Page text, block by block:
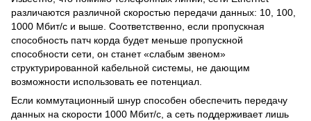
различаются различной скоростью передачи данных: 10, 100,
1000 Мбит/с и выше. Соответственно, если пропускная
способность патч корда будет меньше пропускной
способности сети, он станет «слабым звеном»
структурированной кабельной системы, не дающим
возможности использовать ее потенциал.
Если коммутационный шнур способен обеспечить передачу
данных на скорости 1000 Мбит/с, а сеть поддерживает лишь